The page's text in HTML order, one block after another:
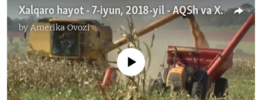
Xalqaro hayot - 7-iyun, 2018-yil - AQSh va Xitoy savdo bobida kelishishga urinmoqda
byAmerika Ovozi
No media source currently available